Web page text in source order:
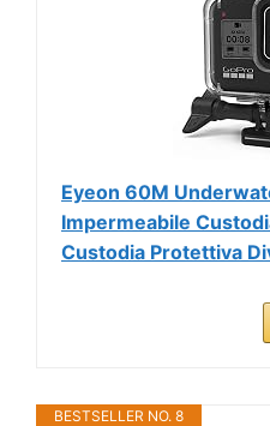
Eyeon 60M
Impermeabile
Custodia Protettiva
BESTSELLER NO. 8